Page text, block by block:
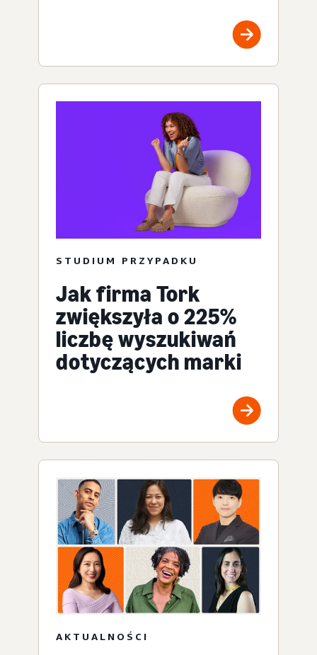
STUDIUM PRZYPADKU
Jak firma Tork
zwiększyła o 225%
liczbę wyszukiwań
dotyczących marki
AKTUALNOŚCI